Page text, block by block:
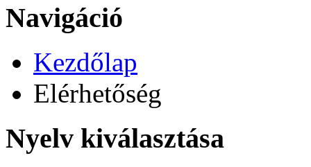
Navigáció
Kezdőlap
Elérhetőség
Nyelv kiválasztása